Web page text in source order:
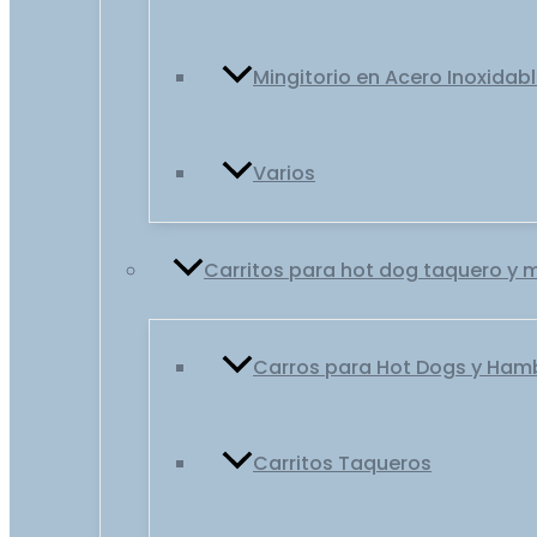
Mingitorio en Acero
Varios
Carritos para hot dog taquero y
Carros para Hot Dogs y
Carritos Taqueros